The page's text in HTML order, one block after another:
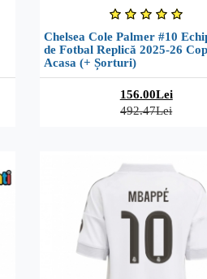
Chelsea Cole Palmer #10
de Fotbal Replică 2025-26
Acasa (+ Șorturi)
156.00Lei
492.47Lei